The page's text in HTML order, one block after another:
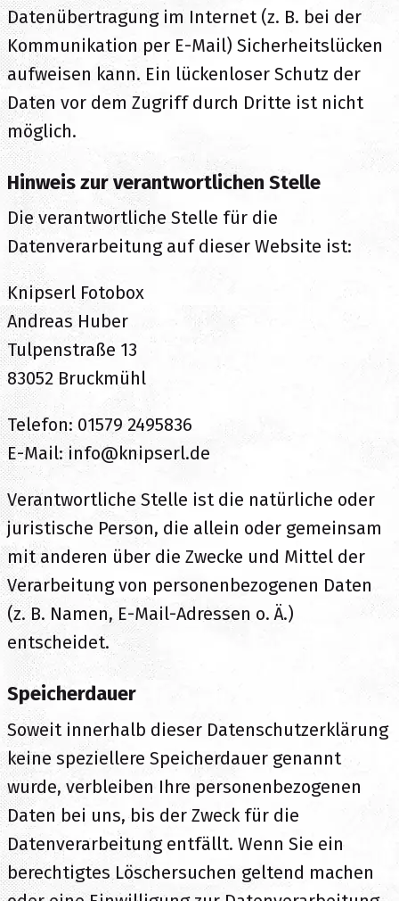
Datenübertragung im Internet (z. B. bei der
Kommunikation per E-Mail) Sicherheitslücken
aufweisen kann. Ein lückenloser Schutz der
Daten vor dem Zugriff durch Dritte ist nicht
möglich.
Hinweis zur verantwortlichen Stelle
Die verantwortliche Stelle für die
Datenverarbeitung auf dieser Website ist:
Knipserl Fotobox
Andreas Huber
Tulpenstraße 13
83052 Bruckmühl
Telefon: 01579 2495836
E-Mail: info@knipserl.de
Verantwortliche Stelle ist die natürliche oder
juristische Person, die allein oder gemeinsam
mit anderen über die Zwecke und Mittel der
Verarbeitung von personenbezogenen Daten
(z. B. Namen, E-Mail-Adressen o. Ä.)
entscheidet.
Speicherdauer
Soweit innerhalb dieser Datenschutzerklärung
keine speziellere Speicherdauer genannt
wurde, verbleiben Ihre personenbezogenen
Daten bei uns, bis der Zweck für die
Datenverarbeitung entfällt. Wenn Sie ein
berechtigtes Löschersuchen geltend machen